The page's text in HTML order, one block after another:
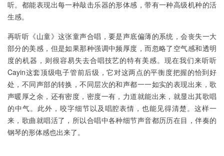
听。都能表现出每一种敲击乐器的形体感，带有一种高级机种的活
生感。
再听听《山童》这张童声合唱，要是声底偏薄的系统，会丧失一大
部分的美感，但是如果那种强调中频厚度，而忽略了空气感和透明
度的机器，则很容易失去合唱技艺的特有美感。现在我们来听听
Cayin这套顶级电子管前后级，它对这两点的平衡度把握的恰到好
处，不同声部的转换，不同层次的和声都一一如实的表现出来，歌
声暖厚之余，还有密度，密度一有，力道就能出来，就显出其歌唱
的中气。此外，咬字细节以及唱腔表情，也能见得清楚。这样一
来，歌曲就唱活了，所以合唱中各种细节声音都历历在目，伴奏的
钢琴的形体感也出来了。